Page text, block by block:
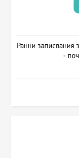
Ранни записвания
-